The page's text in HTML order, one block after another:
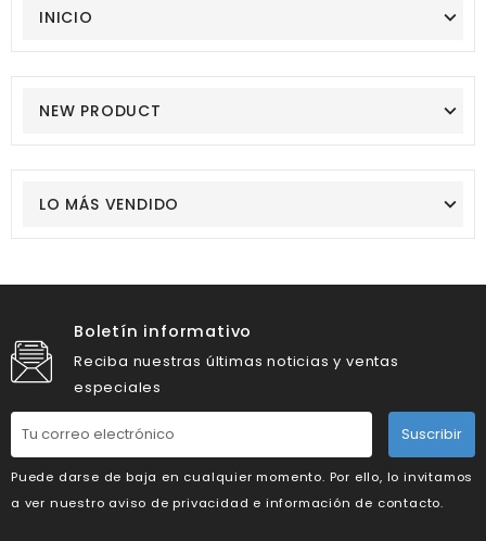
INICIO
NEW PRODUCT
LO MÁS VENDIDO
Boletín informativo
Reciba nuestras últimas noticias y ventas
especiales
Suscribir
Puede darse de baja en cualquier momento. Por ello, lo invitamos
a ver nuestro aviso de privacidad e información de contacto.